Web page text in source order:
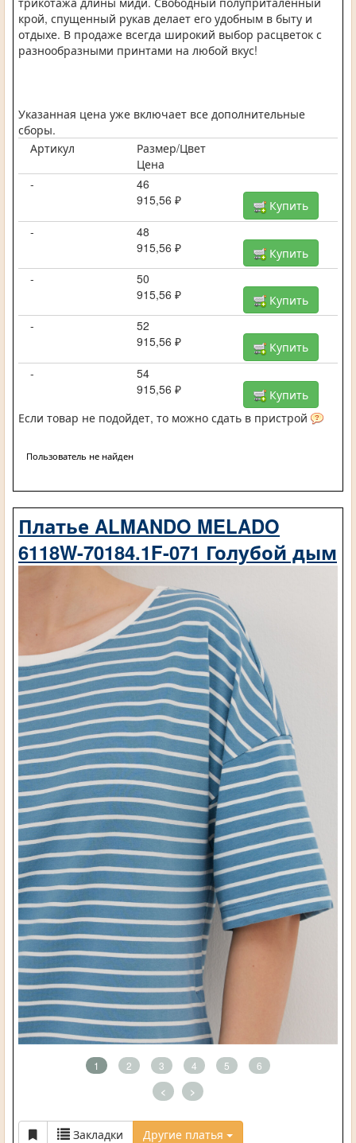
крой, спущенный рукав делает его удобным в быту и
отдыхе. В продаже всегда широкий выбор расцветок с
разнообразными принтами на любой вкус!
Указанная цена уже включает все дополнительные
сборы.
Артикул
Размер/Цвет
Цена
-
46
915,56 ₽
Купить
-
48
915,56 ₽
Купить
-
50
915,56 ₽
Купить
-
52
915,56 ₽
Купить
-
54
915,56 ₽
Купить
Если товар не подойдет, то можно сдать в пристрой
Пользователь не найден
Платье ALMANDO MELADO
6118W-70184.1F-071 Голубой дым
1 2 3 4 5 6
< >
Закладки Другие платья